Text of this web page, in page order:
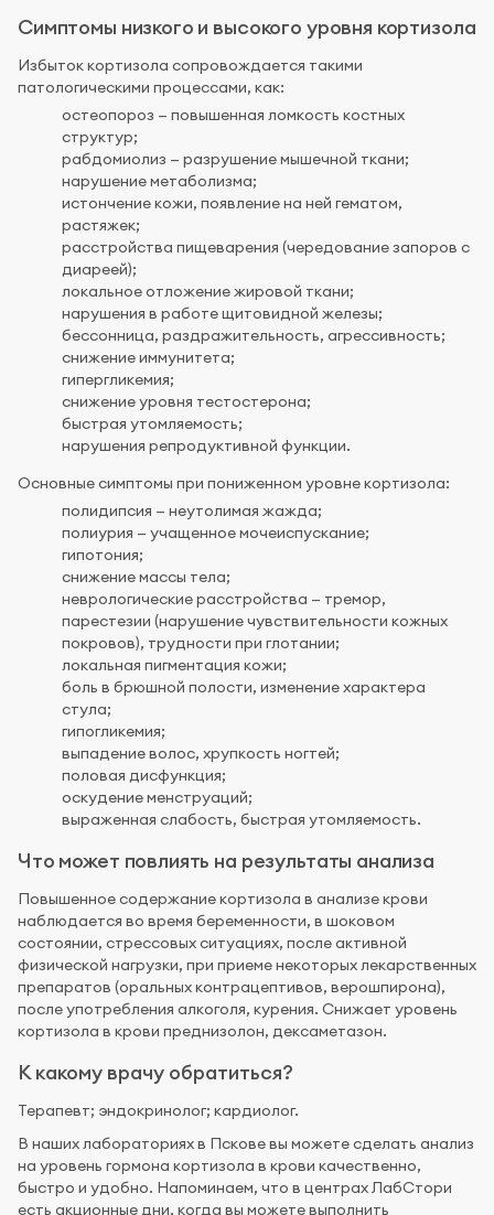
Симптомы низкого и высокого уровня кортизола
Избыток кортизола сопровождается такими
патологическими процессами, как:
остеопороз — повышенная ломкость костных
структур;
рабдомиолиз — разрушение мышечной ткани;
нарушение метаболизма;
истончение кожи, появление на ней гематом,
растяжек;
расстройства пищеварения (чередование запоров с
диареей);
локальное отложение жировой ткани;
нарушения в работе щитовидной железы;
бессонница, раздражительность, агрессивность;
снижение иммунитета;
гипергликемия;
снижение уровня тестостерона;
быстрая утомляемость;
нарушения репродуктивной функции.
Основные симптомы при пониженном уровне кортизола:
полидипсия — неутолимая жажда;
полиурия — учащенное мочеиспускание;
гипотония;
снижение массы тела;
неврологические расстройства — тремор,
парестезии (нарушение чувствительности кожных
покровов), трудности при глотании;
локальная пигментация кожи;
боль в брюшной полости, изменение характера
стула;
гипогликемия;
выпадение волос, хрупкость ногтей;
половая дисфункция;
оскудение менструаций;
выраженная слабость, быстрая утомляемость.
Что может повлиять на результаты анализа
Повышенное содержание кортизола в анализе крови
наблюдается во время беременности, в шоковом
состоянии, стрессовых ситуациях, после активной
физической нагрузки, при приеме некоторых лекарственных
препаратов (оральных контрацептивов, верошпирона),
после употребления алкоголя, курения. Снижает уровень
кортизола в крови преднизолон, дексаметазон.
К какому врачу обратиться?
Терапевт; эндокринолог; кардиолог.
В наших лабораториях в Пскове вы можете сделать анализ
на уровень гормона кортизола в крови качественно,
быстро и удобно. Напоминаем, что в центрах ЛабСтори
есть акционные дни, когда вы можете выполнить